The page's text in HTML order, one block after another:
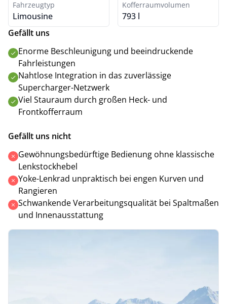
Fahrzeugtyp
Limousine
Kofferraumvolumen
793 l
Gefällt uns
Enorme Beschleunigung und beeindruckende
Fahrleistungen
Nahtlose Integration in das zuverlässige
Supercharger-Netzwerk
Viel Stauraum durch großen Heck- und
Frontkofferraum
Gefällt uns nicht
Gewöhnungsbedürftige Bedienung ohne klassische
Lenkstockhebel
Yoke-Lenkrad unpraktisch bei engen Kurven und
Rangieren
Schwankende Verarbeitungsqualität bei Spaltmaßen
und Innenausstattung